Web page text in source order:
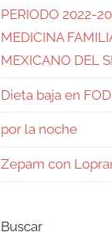
PERIODO 2022-
MEDICINA
MEXICANO DEL
Dieta baja en
por la noche
Zepam con
Buscar